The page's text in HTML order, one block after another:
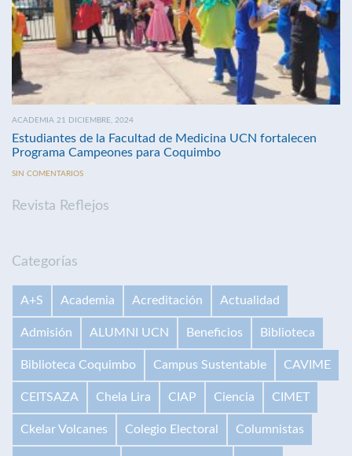
ACADEMIA 21 DICIEMBRE, 2024
Estudiantes de la Facultad de Medicina UCN fortalecen
Programa Campeones para Coquimbo
SIN COMENTARIOS
Revista Reflejos
Categorías
A+S Academia Acreditación Actualidad
Admisión ALUMNI UCN Beneficios Biblioteca
Biblioteca Coquimbo Campus Sustentable CAVIME
CEITSAZA Chela Lira CIAP Ciencia CIMET
Ckelar Volcanes Colegio Electoral Columnistas